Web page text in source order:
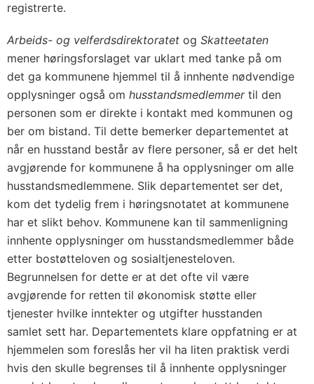
registrerte.
Arbeids- og velferdsdirektoratet og Skatteetaten
mener høringsforslaget var uklart med tanke på om
det ga kommunene hjemmel til å innhente nødvendige
opplysninger også om husstandsmedlemmertil den
personen som er direkte i kontakt med kommunen og
ber om bistand. Til dette bemerker departementet at
når en husstand består av flere personer, så er det helt
avgjørende for kommunene å ha opplysninger om alle
husstandsmedlemmene. Slik departementet ser det,
kom det tydelig frem i høringsnotatet at kommunene
har et slikt behov. Kommunene kan til sammenligning
innhente opplysninger om husstandsmedlemmer både
etter bostøtteloven og sosialtjenesteloven.
Begrunnelsen for dette er at det ofte vil være
avgjørende for retten til økonomisk støtte eller
tjenester hvilke inntekter og utgifter husstanden
samlet sett har. Departementets klare oppfatning er at
hjemmelen som foreslås her vil ha liten praktisk verdi
hvis den skulle begrenses til å innhente opplysninger